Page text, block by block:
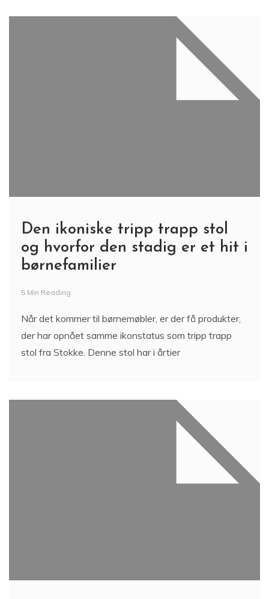
Den ikoniske tripp trapp stol
og hvorfor den stadig er et hit i
børnefamilier
5 Min Reading
Når det kommer til børnemøbler, er der få produkter,
der har opnået samme ikonstatus som tripp trapp
stol fra Stokke. Denne stol har i årtier